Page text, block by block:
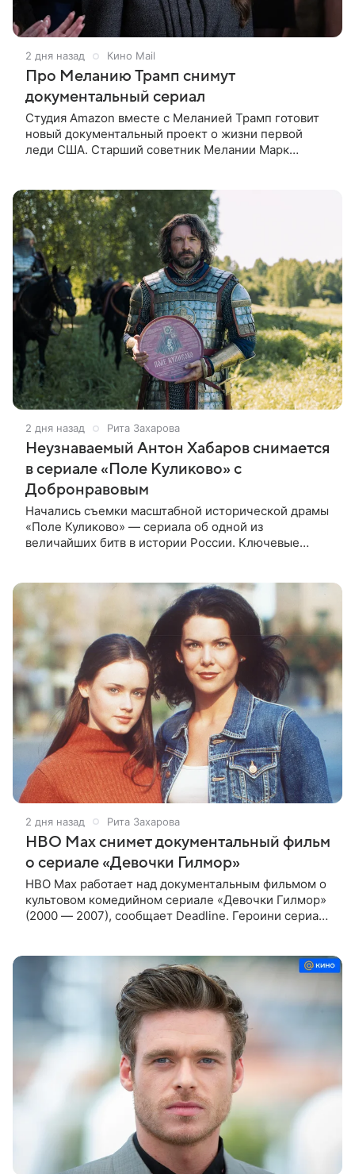
2 дня назад Кино Mail
Про Меланию Трамп снимут
документальный сериал
Студия Amazon вместе с Меланией Трамп готовит
новый документальный проект о жизни первой
леди США. Старший советник Мелании Марк
2 дня назад Рита Захарова
Неузнаваемый Антон Хабаров снимается
в сериале «Поле Куликово» с
Добронравовым
Начались съемки масштабной исторической драмы
«Поле Куликово» — сериала об одной из
величайших битв в истории России. Ключевые
2 дня назад Рита Захарова
HBO Max снимет документальный фильм
о сериале «Девочки Гилмор»
HBO Max работает над документальным фильмом о
культовом комедийном сериале «Девочки Гилмор»
(2000 — 2007), сообщает Deadline. Героини сериала